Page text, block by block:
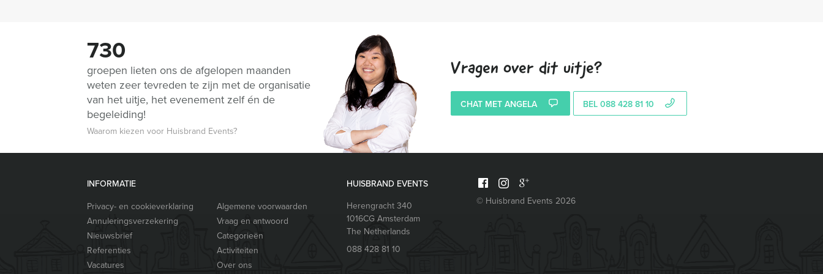
730
groepen lieten ons de afgelopen maanden
weten zeer tevreden te zijn met de organisatie
van het uitje, het evenement zelf én de
begeleiding!
Waarom kiezen voor Huisbrand Events?
Vragen over dit uitje?
CHAT MET ANGELA BEL 088 428 81 10
INFORMATIE
Privacy- en cookieverklaring
Algemene voorwaarden
Annuleringsverzekering
Vraag en antwoord
Nieuwsbrief
Categorieën
Referenties
Activiteiten
Vacatures
Over ons
HUISBRAND EVENTS
Herengracht 340
1016CGAmsterdam
The Netherlands
088 428 81 10
© Huisbrand Events 2026